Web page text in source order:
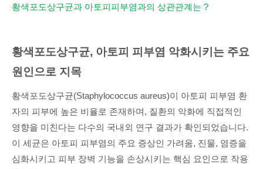
황색포도상구균과 아토피피부염과의 상관관계는 ?
황색포도상구균, 아토피 피부염 악화시키는 주요
원인으로 지목
황색포도상구균(Staphylococcus aureus)이 아토피 피부염 환
자의 피부에 높은 비율로 존재하며, 질환의 악화에 직접적인
영향을 미친다는 다수의 국내외 연구 결과가 확인되었습니다.
이 세균은 아토피 피부염의 주요 증상인 가려움, 진물, 염증을
심화시키고 피부 장벽 기능을 손상시키는 핵심 요인으로 작용